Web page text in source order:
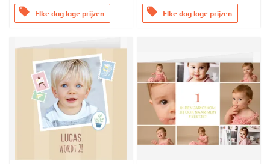
offers Elke dag lage prijzen offers Elke dag lage prijzen